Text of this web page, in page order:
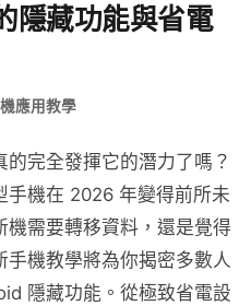
隱藏功能與省電
應用教學
完全發揮它的潛力了嗎？
手機在 2026 年變得前所未
需要轉移資料，還是覺得
機教學將為你揭密多數人
隱藏功能。從極致省電設